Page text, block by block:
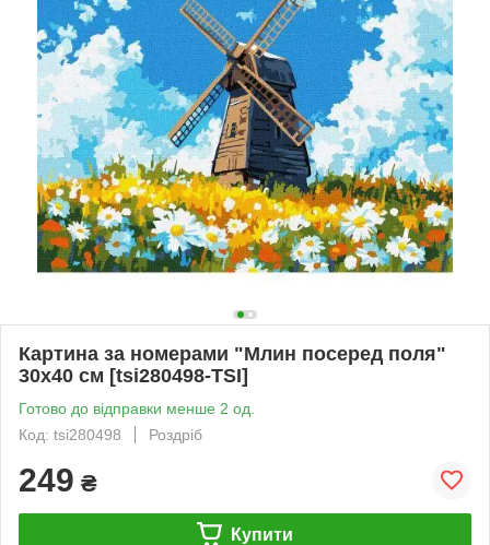
Картина за номерами "Млин посеред поля"
30х40 см [tsi280498-TSI]
Готово до відправки менше 2 од.
Код: tsi280498
Роздріб
249 ₴
Купити